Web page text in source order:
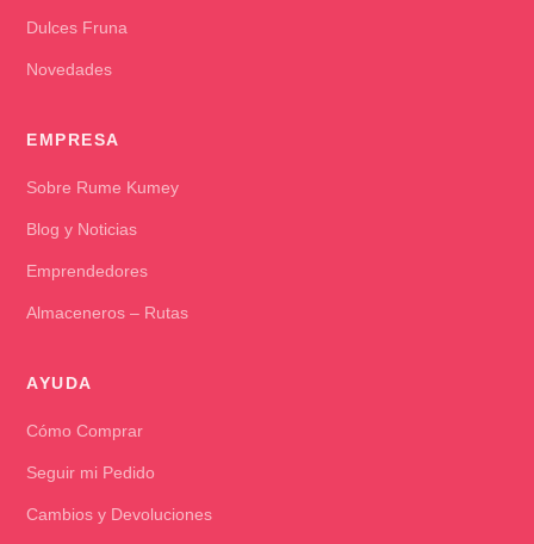
Dulces Fruna
Novedades
EMPRESA
Sobre Rume Kumey
Blog y Noticias
Emprendedores
Almaceneros – Rutas
AYUDA
Cómo Comprar
Seguir mi Pedido
Cambios y Devoluciones